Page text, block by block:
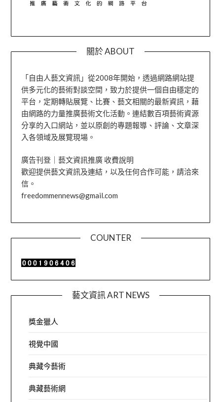
關於 ABOUT
「自由人藝文資訊」從2008年開始，透過網路網站提
供多元化的藝術對談空間，致力於提供一個自由穩定的
平台，定期轉貼展覽、比賽、藝文相關的最新資訊，藉
由網路的力量推廣藝術文化活動。連結數百項藝術資源
分享的入口網站，並以原創的專題報導、評論、文章深
入各領域及展覽現場。
廣告刊登｜藝文資訊推廣 收費說明
歡迎提供藝文資訊及連結，以及任何合作可能，請洽來
信。
freedommennews@gmail.com
COUNTER
藝文資訊 ART NEWS
獎金獵人
視覺中國
典藏今藝術
典藏藝術網